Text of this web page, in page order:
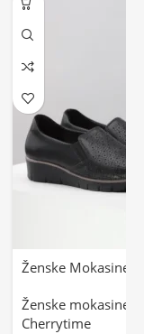
Ženske Mokasine
Ženske mokasine
Cherrytime